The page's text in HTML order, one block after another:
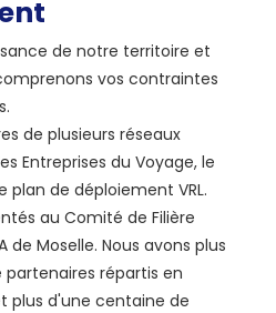
de notre territoire et
vos contraintes
de plusieurs réseaux
Entreprises du Voyage, le
plan de déploiement VRL.
au Comité de Filière
de Moselle. Nous avons plus
répartis en
plus d'une centaine de